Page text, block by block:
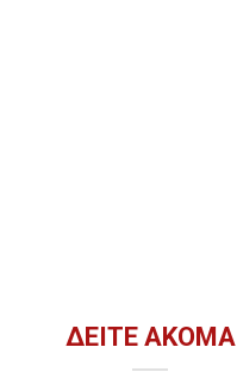
ΔΕΊΤΕ ΑΚΌΜΑ